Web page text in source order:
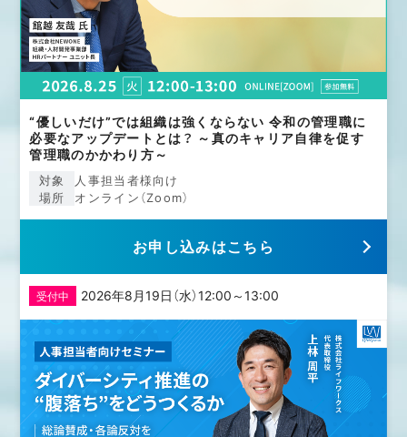
“優しいだけ”では組織は強くならない 令和の管理職に
必要なアップデートとは？ ～真のキャリア自律を促す
管理職のかかわり方～
対象
⼈事担当者様向け
場所
オンライン（Zoom）
お申し込みはこちら
受付中 2026年8月19日（水）12:00～13:00